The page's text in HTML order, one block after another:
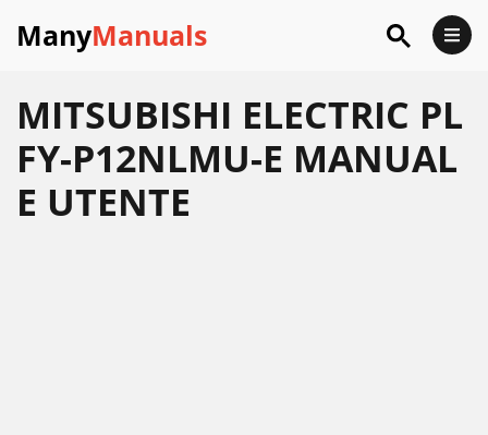
ManyManuals
MITSUBISHI ELECTRIC PL
FY-P12NLMU-E MANUAL
E UTENTE